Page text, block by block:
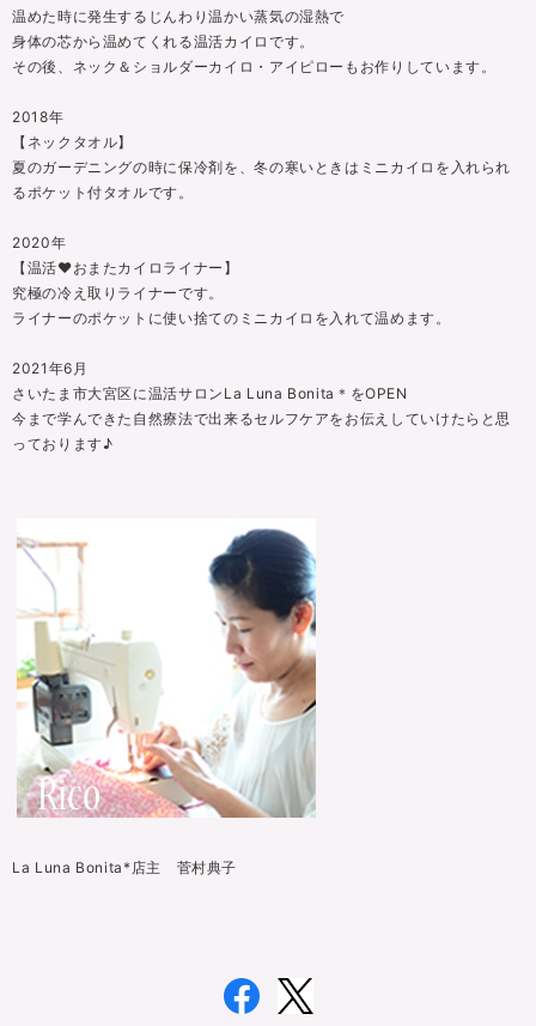
温めた時に発生するじんわり温かい蒸気の湿熱で
身体の芯から温めてくれる温活カイロです。
その後、ネック＆ショルダーカイロ・アイピローもお作りしています。
2018年
【ネックタオル】
夏のガーデニングの時に保冷剤を、冬の寒いときはミニカイロを入れられ
るポケット付タオルです。
2020年
【温活❤おまたカイロライナー】
究極の冷え取りライナーです。
ライナーのポケットに使い捨てのミニカイロを入れて温めます。
2021年6月
さいたま市大宮区に温活サロンLa Luna Bonita＊をOPEN
今まで学んできた自然療法で出来るセルフケアをお伝えしていけたらと思
っております♪
La Luna Bonita*店主 菅村典子